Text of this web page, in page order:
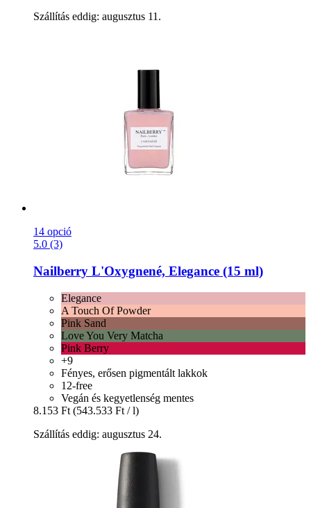
Szállítás eddig: augusztus 11.
14 opció
5.0 (3)
Nailberry L'Oxygnené, Elegance (15 ml)
Elegance
A Touch Of Powder
Pink Sand
Love You Very Matcha
Pink Berry
+9
Fényes, erősen pigmentált lakkok
12-free
Vegán és kegyetlenség mentes
8.153 Ft (543.533 Ft / l)
Szállítás eddig: augusztus 24.